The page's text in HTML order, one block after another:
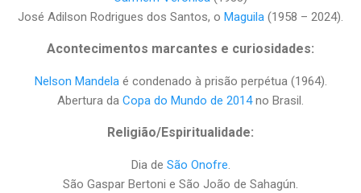
José Adilson Rodrigues dos Santos, o Maguila (1958 – 2024).
Acontecimentos marcantes e curiosidades:
Nelson Mandelaé condenado à prisão perpétua (1964).
Abertura da Copa do Mundo de 2014no Brasil.
Religião/Espiritualidade:
Dia de São Onofre.
São Gaspar Bertoni e São João de Sahagún.